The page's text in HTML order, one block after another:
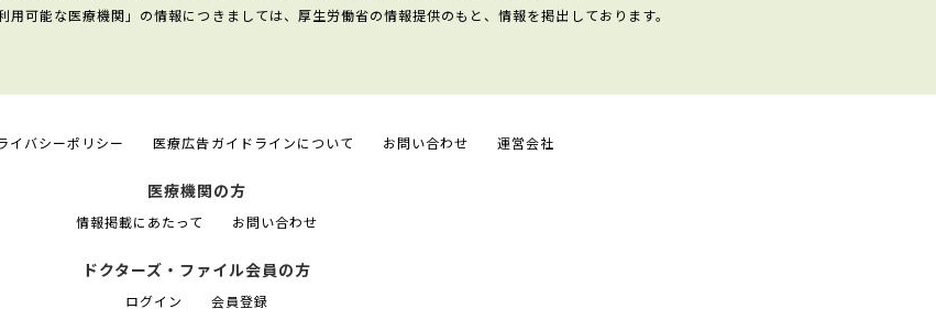
可能な医療機関」の情報につきましては、厚生労働省の情報提供のもと、情報を掲出しております。
イバシーポリシー 医療広告ガイドラインについて お問い合わせ 運営会社
医療機関の方
情報掲載にあたって お問い合わせ
ドクターズ・ファイル会員の方
ログイン 会員登録